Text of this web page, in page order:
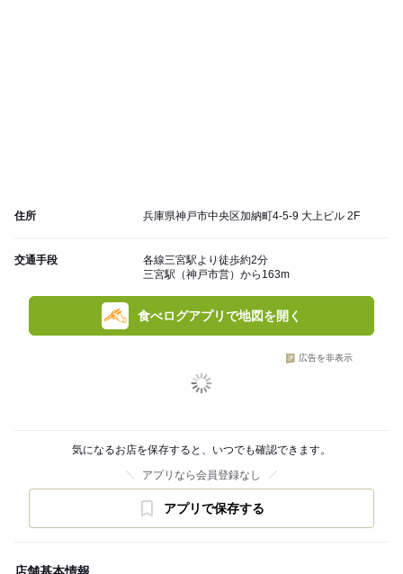
住所 兵庫県神戸市中央区加納町4-5-9 大上ビル 2F
交通手段
各線三宮駅より徒歩約2分
三宮駅（神戸市営）から163m
食べログアプリで地図を開く
広告を非表示
気になるお店を保存すると、いつでも確認できます。
アプリなら会員登録なし
アプリで保存する